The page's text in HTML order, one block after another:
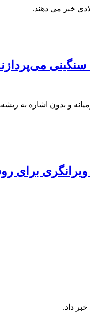
خبر می دهند.
و بدون اشاره به
برای
داد.